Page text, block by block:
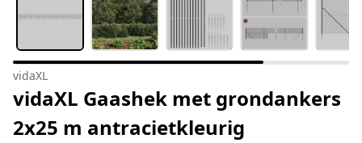
vidaXL
vidaXL Gaashek met grondankers
2x25 m antracietkleurig